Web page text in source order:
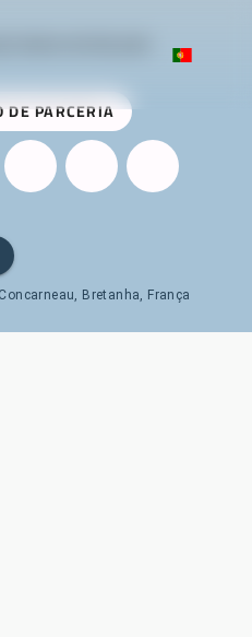
desenvolvida pela
DE PARCERIA
Bretanha, França